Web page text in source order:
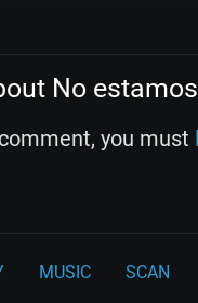
No
you must
MUSIC SCAN